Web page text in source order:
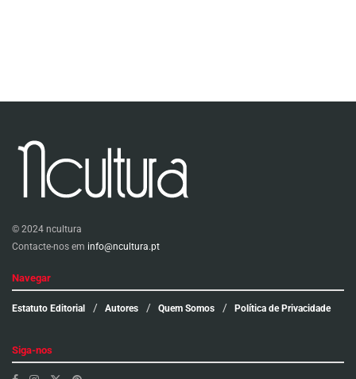
© 2024 ncultura
Contacte-nos em info@ncultura.pt
Navegar
Estatuto Editorial Autores Quem Somos Política de Privacidade
Siga-nos